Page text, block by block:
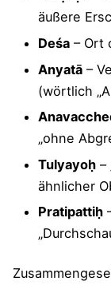
äußere
Deśa – Ort
Anyatā –
(wörtlich
„ohne
Tulyayoḥ –
ähnlicher
Pratipattiḥ